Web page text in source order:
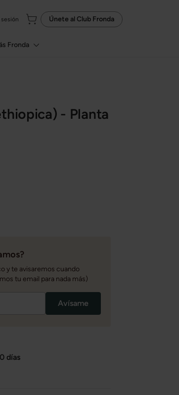
Únete al Club Fronda
Fronda
- Planta
y te avisaremos cuando
tu email para nada más)
Avísame
días